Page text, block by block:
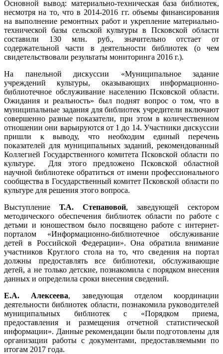
Основной вывод: материально-техническая база библиотек,
несмотря на то, что в 2014-2016 гг. объемы финансирования
на выполнение ремонтных работ и укрепление материально-
технической базы сельской культуры в Псковской области
составили 130 млн. руб., значительно отстает от
содержательной части в деятельности библиотек (о чем
свидетельствовали результаты мониторинга 2016 г.).
На панельной дискуссии «Муниципальное задание
учреждений культуры, оказывающих информационно-
библиотечное обслуживание населению Псковской области.
Ожидания и реальность» был поднят вопрос о том, что в
муниципальные задания для библиотек учредители включают
совершенно разные показатели, при этом в количественном
отношении они варьируются от 1 до 14. Участники дискуссии
пришли к выводу, что необходим единый перечень
показателей для муниципальных заданий, рекомендованный
Коллегией Государственного комитета Псковской области по
культуре. Для этого предложено Псковской областной
научной библиотеке обратиться от имени профессионального
сообщества в Государственный комитет Псковской области по
культуре для решения этого вопроса.
Выступление Т.А. Степановой, заведующей сектором
методического обеспечения библиотек области по работе с
детьми и юношеством было посвящено работе с интернет-
порталом «Информационно-библиотечное обслуживание
детей в Российской Федерации». Она обратила внимание
участников Круглого стола на то, что сведения на портал
должны предоставлять все библиотеки, обслуживающие
детей, а не только детские, познакомила с порядком внесения
данных и определила сроки внесения сведений.
Е.А. Алексеева, заведующая отделом координации
деятельности библиотек области, познакомила руководителей
муниципальных библиотек с «Порядком приема,
предоставления и размещения отчетной статистической
информации». Данные рекомендации были подготовлены для
организации работы с документами, предоставляемыми по
итогам 2017 года.